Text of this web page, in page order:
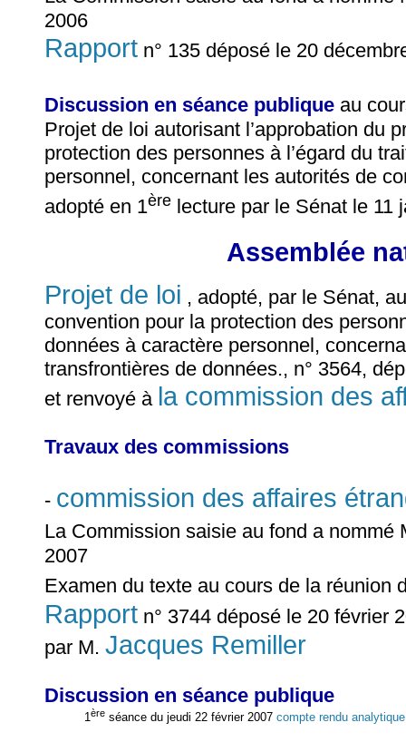
2006
Rapport n° 135 déposé le 20
Discussion en séance publique au
Projet de loi autorisant l’approbation du
protection des personnes à l’égard du
personnel, concernant les autorités de
adopté en 1ère lecture par le Sénat le 11
Assemblée
Projet de loi , adopté, par le Sénat,
convention pour la protection des
données à caractère personnel,
transfrontières de données., n° 3564,
et renvoyé à la commission des
Travaux des commissions
- commission des affaires
La Commission saisie au fond a nommé
2007
Examen du texte au cours de la réunion
Rapport n° 3744 déposé le 20 février
par M. Jacques Remiller
Discussion en séance publique
1ère séance du jeudi 22 février 2007compte rendu analytique